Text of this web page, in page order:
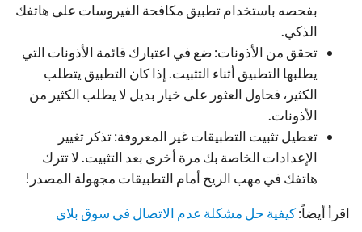
بفحصه باستخدام تطبيق مكافحة الفيروسات على هاتفك
الذكي.
تحقق من الأذونات: ضع في اعتبارك قائمة الأذونات التي
يطلبها التطبيق أثناء التثبيت. إذا كان التطبيق يتطلب
الكثير، فحاول العثور على خيار بديل لا يطلب الكثير من
الأذونات.
تعطيل تثبيت التطبيقات غير المعروفة: تذكر تغيير
الإعدادات الخاصة بك مرة أخرى بعد التثبيت. لا تترك
هاتفك في مهب الريح أمام التطبيقات مجهولة المصدر!
اقرأ أيضاً:كيفية حل مشكلة عدم الاتصال في سوق بلاي